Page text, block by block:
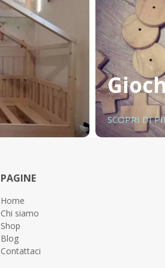
SCOPRI DI
PAGINE
Home
Chi siamo
Shop
Blog
Contattaci